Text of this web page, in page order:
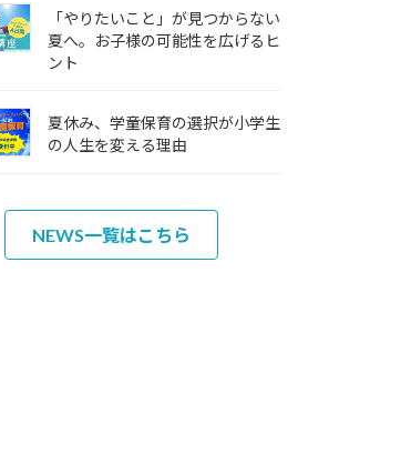
「やりたいこと」が見つからない
夏へ。お子様の可能性を広げるヒ
ント
夏休み、学童保育の選択が小学生
の人生を変える理由
NEWS一覧はこちら